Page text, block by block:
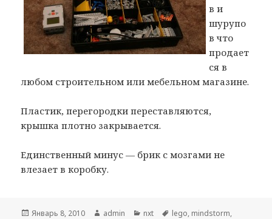
в и
шурупо
в что
продает
ся в
любом строительном или мебельном магазине.
Пластик, перегородки переставляются,
крышка плотно закрывается.
Единственный минус — брик с мозгами не
влезает в коробку.
Опубликовано
Январь 8, 2010 Автор
admin Рубрики
nxt Метки
lego, mindstorm,